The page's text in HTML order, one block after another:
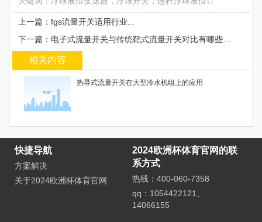
上一篇：fgs流量开关适用行业...
相关内容
热导式流量开关在大型冷水机组上的应用
快捷导航
方案解决
关于2024欧洲杯体育官网
2024欧洲杯体育官网的联
系方式
热线：400-060-7358
qq：1054422121、
14066155